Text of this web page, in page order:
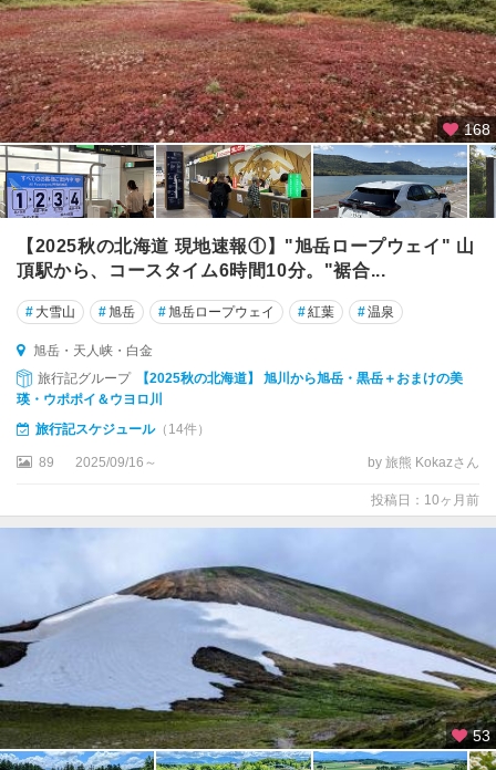
168
【2025秋の北海道 現地速報①】"旭岳ロープウェイ" 山
頂駅から、コースタイム6時間10分。"裾合...
# 大雪山 #旭岳 #旭岳ロープウェイ #紅葉 #温泉
旭岳・天人峡・白金
旅行記グループ
【2025秋の北海道】 旭川から旭岳・黒岳＋おまけの美
瑛・ウポポイ＆ウヨロ川
旅行記スケジュール（14件）
89 2025/09/16～ by 旅熊 Kokazさん
投稿日：10ヶ月前
53